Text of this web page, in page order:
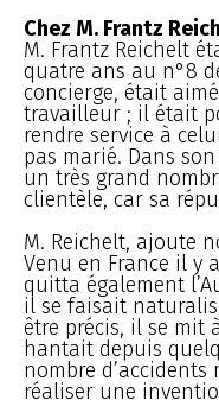
Chez M. Frantz
M. Frantz Reichelt
quatre ans au n°8
concierge, était
travailleur ; il était
rendre service à
pas marié. Dans
un très grand
clientèle, car sa
M. Reichelt, ajoute
Venu en France il y
quitta également
il se faisait
être précis, il se mit
hantait depuis
nombre
réaliser une